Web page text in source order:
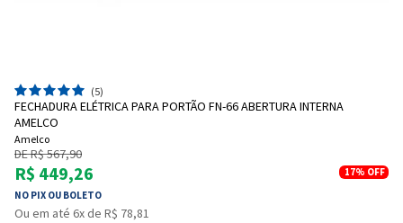
(5)
FECHADURA ELÉTRICA PARA PORTÃO FN-66 ABERTURA INTERNA
AMELCO
Amelco
DE R$ 567,90
R$ 449,26
NO PIX OU BOLETO
17% OFF
Ou em até 6x de R$ 78,81